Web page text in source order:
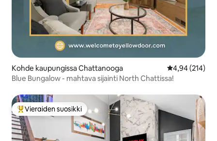
Kohde kaupungissa Chattanooga
4,94 (214)
Blue Bungalow - mahtava sijainti North Chattissa!
Vieraiden suosikkien parhaimmistoa
Vieraiden suosikki